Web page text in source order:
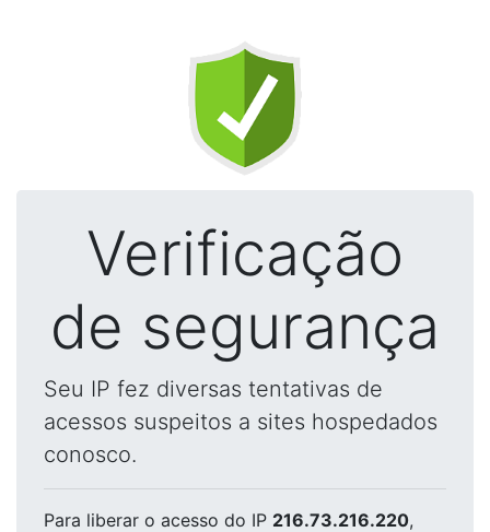
Verificação
de segurança
Seu IP fez diversas tentativas de
acessos suspeitos a sites hospedados
conosco.
Para liberar o acesso do IP 216.73.216.220,